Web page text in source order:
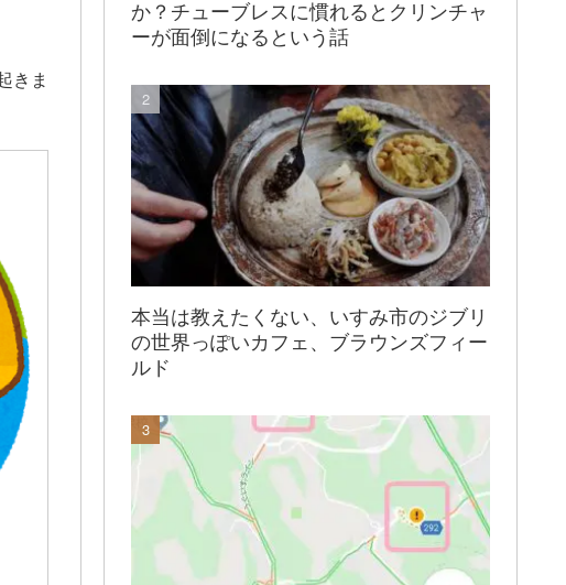
きま
か？チューブレスに慣れるとクリンチャ
ーが面倒になるという話
本当は教えたくない、いすみ市のジブリ
の世界っぽいカフェ、ブラウンズフィー
ルド